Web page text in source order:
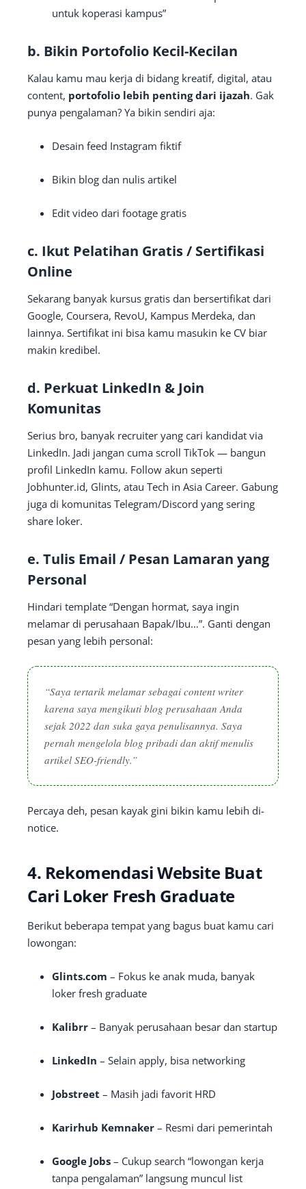
untuk koperasi kampus”
b. Bikin Portofolio Kecil-Kecilan
Kalau kamu mau kerja di bidang kreatif, digital, atau
content, portofolio lebih penting dari ijazah. Gak
punya pengalaman? Ya bikin sendiri aja:
Desain feed Instagram fiktif
Bikin blog dan nulis artikel
Edit video dari footage gratis
c. Ikut Pelatihan Gratis / Sertifikasi
Online
Sekarang banyak kursus gratis dan bersertifikat dari
Google, Coursera, RevoU, Kampus Merdeka, dan
lainnya. Sertifikat ini bisa kamu masukin ke CV biar
makin kredibel.
d. Perkuat LinkedIn & Join
Komunitas
Serius bro, banyak recruiter yang cari kandidat via
LinkedIn. Jadi jangan cuma scroll TikTok — bangun
profil LinkedIn kamu. Follow akun seperti
Jobhunter.id, Glints, atau Tech in Asia Career. Gabung
juga di komunitas Telegram/Discord yang sering
share loker.
e. Tulis Email / Pesan Lamaran yang
Personal
Hindari template “Dengan hormat, saya ingin
melamar di perusahaan Bapak/Ibu…”. Ganti dengan
pesan yang lebih personal:
“Saya tertarik melamar sebagai content writer
karena saya mengikuti blog perusahaan Anda
sejak 2022 dan suka gaya penulisannya. Saya
pernah mengelola blog pribadi dan aktif menulis
artikel SEO-friendly.”
Percaya deh, pesan kayak gini bikin kamu lebih di-
notice.
4. Rekomendasi Website Buat
Cari Loker Fresh Graduate
Berikut beberapa tempat yang bagus buat kamu cari
lowongan:
Glints.com – Fokus ke anak muda, banyak
loker fresh graduate
Kalibrr – Banyak perusahaan besar dan startup
LinkedIn – Selain apply, bisa networking
Jobstreet – Masih jadi favorit HRD
Karirhub Kemnaker – Resmi dari pemerintah
Google Jobs – Cukup search “lowongan kerja
tanpa pengalaman” langsung muncul list